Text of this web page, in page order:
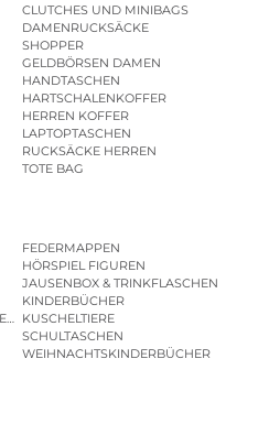
CLUTCHES UND MINIBAGS
DAMENRUCKSÄCKE
SHOPPER
GELDBÖRSEN DAMEN
HANDTASCHEN
HARTSCHALENKOFFER
HERREN KOFFER
LAPTOPTASCHEN
RUCKSÄCKE HERREN
TOTE BAG
FEDERMAPPEN
HÖRSPIEL FIGUREN
JAUSENBOX & TRINKFLASCHEN
KINDERBÜCHER
KUSCHELTIERE
SCHULTASCHEN
WEIHNACHTSKINDERBÜCHER